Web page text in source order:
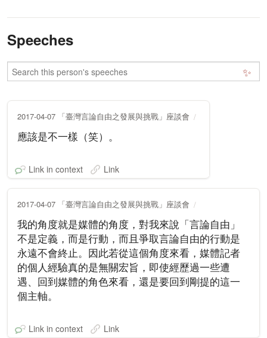
Speeches
✨
2017-04-07 「臺灣言論自由之發展與挑戰」座談會
應該是不一樣（笑）。
Link in context Link
2017-04-07 「臺灣言論自由之發展與挑戰」座談會
我的角度就是媒體的角度，對我來說「言論自由」
不是定義，而是行動，而且爭取言論自由的行動是
永遠不會終止。因此若從這個角度來看，媒體記者
的個人經驗真的是無關宏旨，即使經歷過一些遭
遇、回到媒體的角色來看，還是要回到剛提的這一
個主軸。
Link in context Link